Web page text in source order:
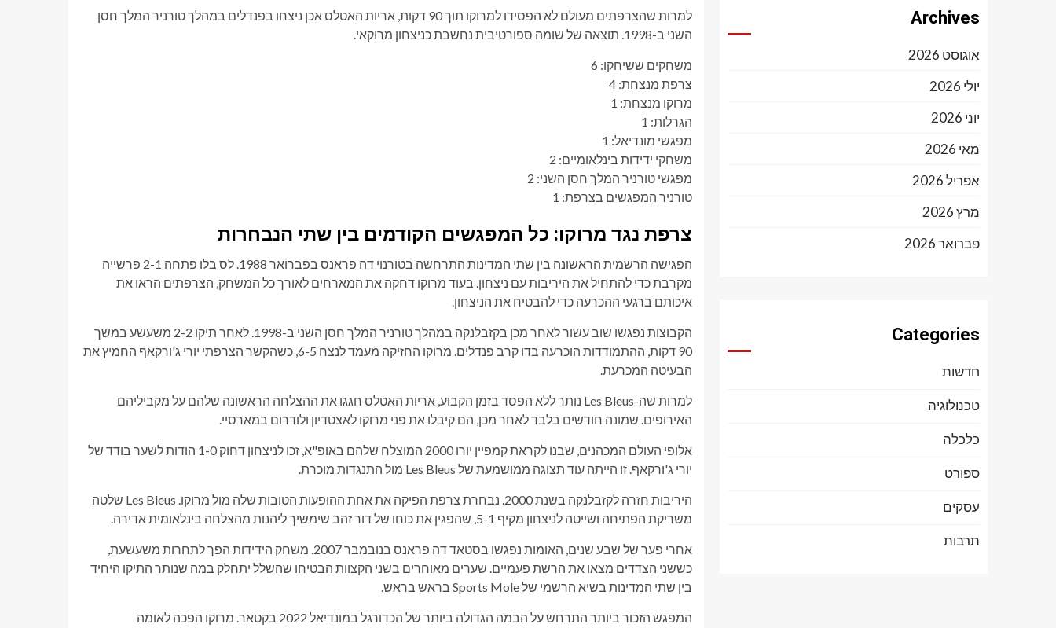
למרות שהצרפתים מעולם לא הפסידו למרוקו תוך 90 דקות, אריות האטלס אכן ניצחו בפנדלים במהלך טורניר המלך חסן
השני ב-1998. תוצאה של שומה ספורטיבית נחשבת כניצחון מרוקאי.
משחקים ששיחקו: 6
צרפת מנצחת: 4
מרוקו מנצחת: 1
הגרלות: 1
מפגשי מונדיאל: 1
משחקי ידידות בינלאומיים: 2
מפגשי טורניר המלך חסן השני: 2
טורניר המפגשים בצרפת: 1
צרפת נגד מרוקו: כל המפגשים הקודמים בין שתי הנבחרות
הפגישה הרשמית הראשונה בין שתי המדינות התרחשה בטורנוי דה פראנס בפברואר 1988. לס בלו פתחה 2-1 פרשייה
מקרבת כדי להתחיל את היריבות עם ניצחון. בעוד מרוקו דחקה את המארחים לאורך כל המשחק, הצרפתים הראו את
איכותם ברגעי ההכרעה כדי להבטיח את הניצחון.
הקבוצות נפגשו שוב עשור לאחר מכן בקזבלנקה במהלך טורניר המלך חסן השני ב-1998. לאחר תיקו 2-2 משעשע במשך
90 דקות, ההתמודדות הוכרעה בדו קרב פנדלים. מרוקו החזיקה מעמד לנצח 6-5, כשהקשר הצרפתי יורי ג'ורקאף החמיץ את
הבעיטה המכרעת.
למרות שה-Les Bleus נותר ללא הפסד בזמן הקבוע, אריות האטלס חגגו את ההצלחה הראשונה שלהם על מקביליהם
האירופים. שמונה חודשים בלבד לאחר מכן, הם קיבלו את פני מרוקו לאצטדיון ולודרום במארסיי.
אלופי העולם המכהנים, שבנו לקראת קמפיין יורו 2000 המוצלח שלהם באופ"א, זכו לניצחון דחוק 1-0 הודות לשער בודד של
יורי ג'ורקאף. זו הייתה עוד תצוגה ממושמעת של Les Bleus מול התנגדות מוכרת.
היריבות חזרה לקזבלנקה בשנת 2000. נבחרת צרפת הפיקה את אחת ההופעות הטובות שלה מול מרוקו. Les Bleus שלטה
משריקת הפתיחה ושייטה לניצחון מקיף 5-1, שהפגין את כוחו של דור זהב שימשיך ליהנות מהצלחה בינלאומית אדירה.
אחרי פער של שבע שנים, האומות נפגשו בסטאד דה פראנס בנובמבר 2007. משחק הידידות הפך לתחרות משעשעת,
כששני הצדדים מצאו את הרשת פעמיים. שערים מאוחרים בשני הקצוות הבטיחו שהשלל יתחלק במה שנותר התיקו היחיד
בין שתי המדינות בשיא הרשמי של Sports Mole בראש בראש.
המפגש הזכור ביותר התרחש על הבמה הגדולה ביותר של הכדורגל במונדיאל 2022 בקטאר. מרוקו הפכה לאומה
Archives
אוגוסט 2026
יולי 2026
יוני 2026
מאי 2026
אפריל 2026
מרץ 2026
פברואר 2026
Categories
חדשות
טכנולוגיה
כלכלה
ספורט
עסקים
תרבות